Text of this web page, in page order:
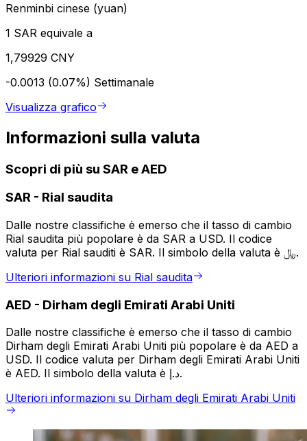
Renminbi cinese (yuan)
1 SAR equivale a
1,79929 CNY
-0.0013 (0.07%) Settimanale
Visualizza grafico
Informazioni sulla valuta
Scopri di più su SAR e AED
SAR - Rial saudita
Dalle nostre classifiche è emerso che il tasso di cambio
Rial saudita più popolare è da SAR a USD. Il codice
valuta per Rial sauditi è SAR. Il simbolo della valuta è ﷼.
Ulteriori informazioni su Rial saudita
AED - Dirham degli Emirati Arabi Uniti
Dalle nostre classifiche è emerso che il tasso di cambio
Dirham degli Emirati Arabi Uniti più popolare è da AED a
USD. Il codice valuta per Dirham degli Emirati Arabi Uniti
è AED. Il simbolo della valuta è د.إ.
Ulteriori informazioni su Dirham degli Emirati Arabi Uniti